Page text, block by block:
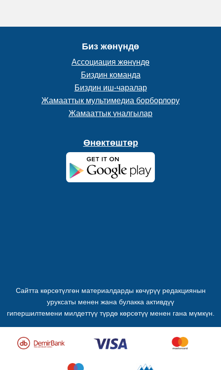
Биз жөнүндө
Ассоциация жөнүндө
Биздин команда
Биздин иш-чаралар
Жамааттык мультимедиа борборлору
Жамааттык үналгылар
Өнөктөштөр
Сайтта көрсөтүлгөн материалдарды көчүрүү редакциянын
уруксаты менен жана булакка активдүү
гипершилтемени милдеттүү түрдө көрсөтүү менен гана мүмкүн.